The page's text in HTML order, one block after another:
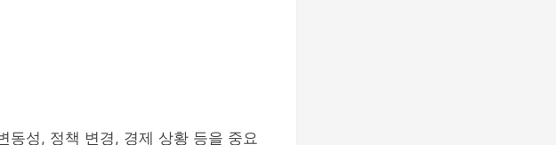
동성, 정책 변경, 경제 상황 등을 중요